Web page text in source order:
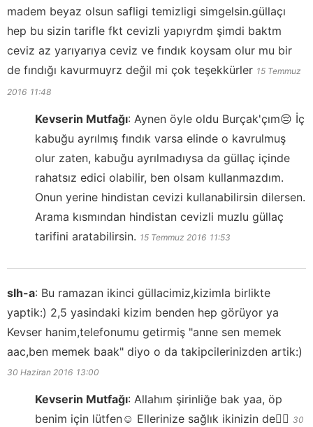
madem beyaz olsun safligi temizligi simgelsin.güllaçı
hep bu sizin tarifle fkt cevizli yapıyrdm şimdi baktm
ceviz az yarıyarıya ceviz ve fındık koysam olur mu bir
de fındığı kavurmuyrz değil mi çok teşekkürler 15 Temmuz
2016 11:48
Kevserin Mutfağı: Aynen öyle oldu Burçak'çım😔 İç
kabuğu ayrılmış fındık varsa elinde o kavrulmuş
olur zaten, kabuğu ayrılmadıysa da güllaç içinde
rahatsız edici olabilir, ben olsam kullanmazdım.
Onun yerine hindistan cevizi kullanabilirsin dilersen.
Arama kısmından hindistan cevizli muzlu güllaç
tarifini aratabilirsin. 15 Temmuz 2016 11:53
slh-a: Bu ramazan ikinci güllacimiz,kizimla birlikte
yaptik:) 2,5 yasindaki kizim benden hep görüyor ya
Kevser hanim,telefonumu getirmiş "anne sen memek
aac,ben memek baak" diyo o da takipcilerinizden artik:)
30 Haziran 2016 13:00
Kevserin Mutfağı: Allahım şirinliğe bak yaa, öp
benim için lütfen☺️ Ellerinize sağlık ikinizin de👍🏻 30